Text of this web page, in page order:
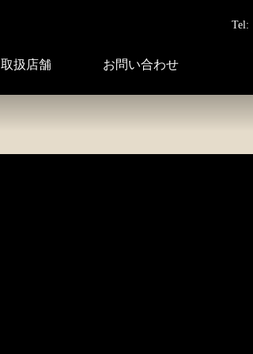
Tel:
取扱店舗 お問い合わせ